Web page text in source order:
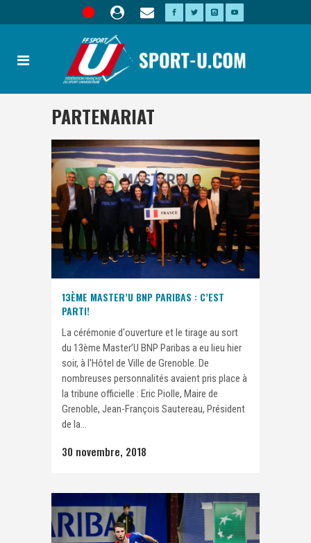
PARTENARIAT
13ÈME MASTER’U BNP PARIBAS : C’EST
PARTI!
La cérémonie d'ouverture et le tirage au sort
du 13ème Master’U BNP Paribas a eu lieu hier
soir, à l'Hôtel de Ville de Grenoble. De
nombreuses personnalités avaient pris place à
la tribune officielle : Eric Piolle, Maire de
Grenoble, Jean-François Sautereau, Président
de la...
30 novembre, 2018